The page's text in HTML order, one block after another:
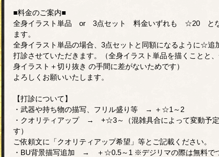
■料金のご案内■
全身イラスト単品 or 3点セット 料金いずれも ☆20 と
ます。
全身イラスト単品の場合、3点セットと同額になるように☆追
打診させていただきます。（全身イラスト単品を描くことと
身イラスト＋切り抜き の手間に差がないためです）
よろしくお願いいたします。
【打診について】
・武器や持ち物の描写、フリル盛り等 → ＋☆1～2
・クオリティアップ → +☆3～（混雑具合によって変動予
す）
ご依頼文に「クオリティアップ希望」等とご記載ください。
・BU背景描写追加 → ＋☆0.5～1 ※デジリマの際は無料で